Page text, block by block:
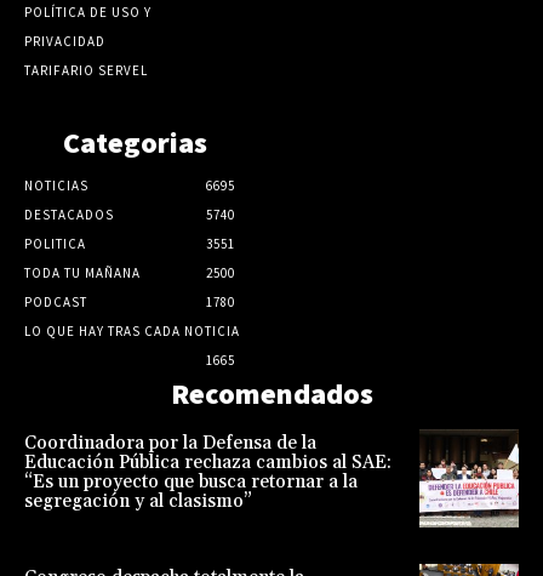
POLÍTICA DE USO Y
PRIVACIDAD
TARIFARIO SERVEL
Categorias
NOTICIAS
6695
DESTACADOS
5740
POLITICA
3551
TODA TU MAÑANA
2500
PODCAST
1780
LO QUE HAY TRAS CADA NOTICIA
1665
Recomendados
Coordinadora por la Defensa de la
Educación Pública rechaza cambios al SAE:
“Es un proyecto que busca retornar a la
segregación y al clasismo”